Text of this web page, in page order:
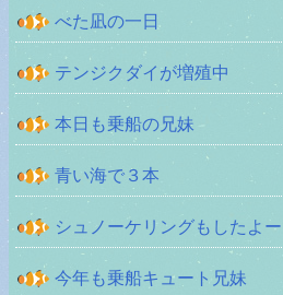
べた凪の一日
テンジクダイが増殖中
本日も乗船の兄妹
青い海で３本
シュノーケリングもしたよー
今年も乗船キュート兄妹